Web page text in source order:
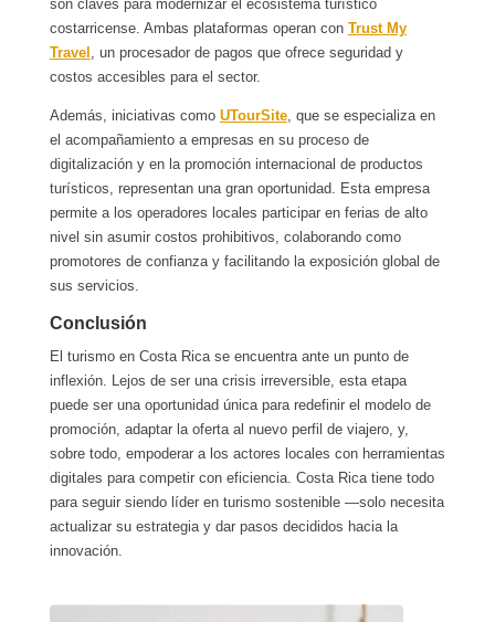
son claves para modernizar el ecosistema turístico
costarricense. Ambas plataformas operan con Trust My
Travel , un procesador de pagos que ofrece seguridad y
costos accesibles para el sector.
Además, iniciativas como UTourSite, que se especializa en
el acompañamiento a empresas en su proceso de
digitalización y en la promoción internacional de productos
turísticos, representan una gran oportunidad. Esta empresa
permite a los operadores locales participar en ferias de alto
nivel sin asumir costos prohibitivos, colaborando como
promotores de confianza y facilitando la exposición global de
sus servicios.
Conclusión
El turismo en Costa Rica se encuentra ante un punto de
inflexión. Lejos de ser una crisis irreversible, esta etapa
puede ser una oportunidad única para redefinir el modelo de
promoción, adaptar la oferta al nuevo perfil de viajero, y,
sobre todo, empoderar a los actores locales con herramientas
digitales para competir con eficiencia. Costa Rica tiene todo
para seguir siendo líder en turismo sostenible —solo necesita
actualizar su estrategia y dar pasos decididos hacia la
innovación.